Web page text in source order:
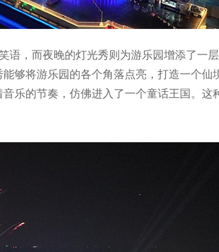
，而夜晚的灯光秀则为游乐园增添了一
够将游乐园的各个角落点亮，打造一个仙
乐的节奏，仿佛进入了一个童话王国。这